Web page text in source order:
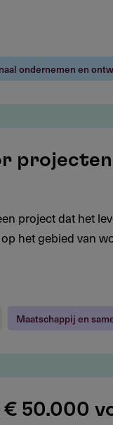
ondernemen en
project dat het
het gebied van
Maatschappij en
50.000